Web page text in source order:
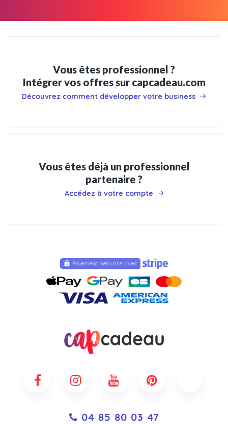
Vous êtes professionnel ?
Intégrer vos offres sur capcadeau.com
Découvrez comment développer votre business
Vous êtes déjà un professionnel
partenaire ?
Accédez à votre compte
04 85 80 03 47